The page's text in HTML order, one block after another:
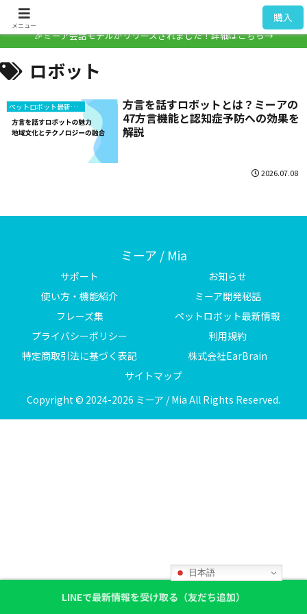
🎉ミーア会話モデルがリリースされました！詳細はこちら→
ロボット
ペットロボット最新情報
方言を話すロボットとは？ミーアの
47方言機能と認知症予防への効果を
解説
2026.07.08
ミーア / Mia
サポート
お知らせ
使い方・機能紹介
ミーア開発秘話
フレーズ集
ペットロボット最新情報
プライバシーポリシー
利用規約
特定商取引法に基づく表記
株式会社EarBrain
サイトマップ
Copyright © 2024-2026 ミーア / Mia All Rights Reserved.
メニュー
購入
LINEで最新情報を受け取る（友だち追加）
日本語